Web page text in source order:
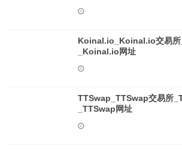
Koinal.io_Koinal.io交易
_Koinal.io网址
TTSwap_TTSwap交易所
_TTSwap网址